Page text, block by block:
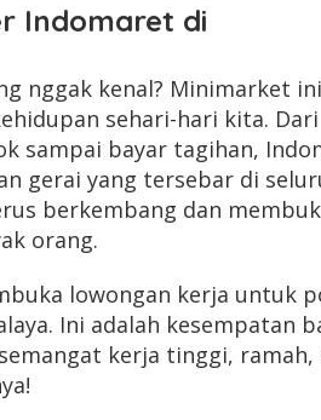
Indomaret di
nggak kenal? Minimarket ini
sehari-hari kita. Dari
sampai bayar tagihan,
gerai yang tersebar di
berkembang dan
orang.
lowongan kerja untuk
Ini adalah kesempatan
kerja tinggi, ramah,